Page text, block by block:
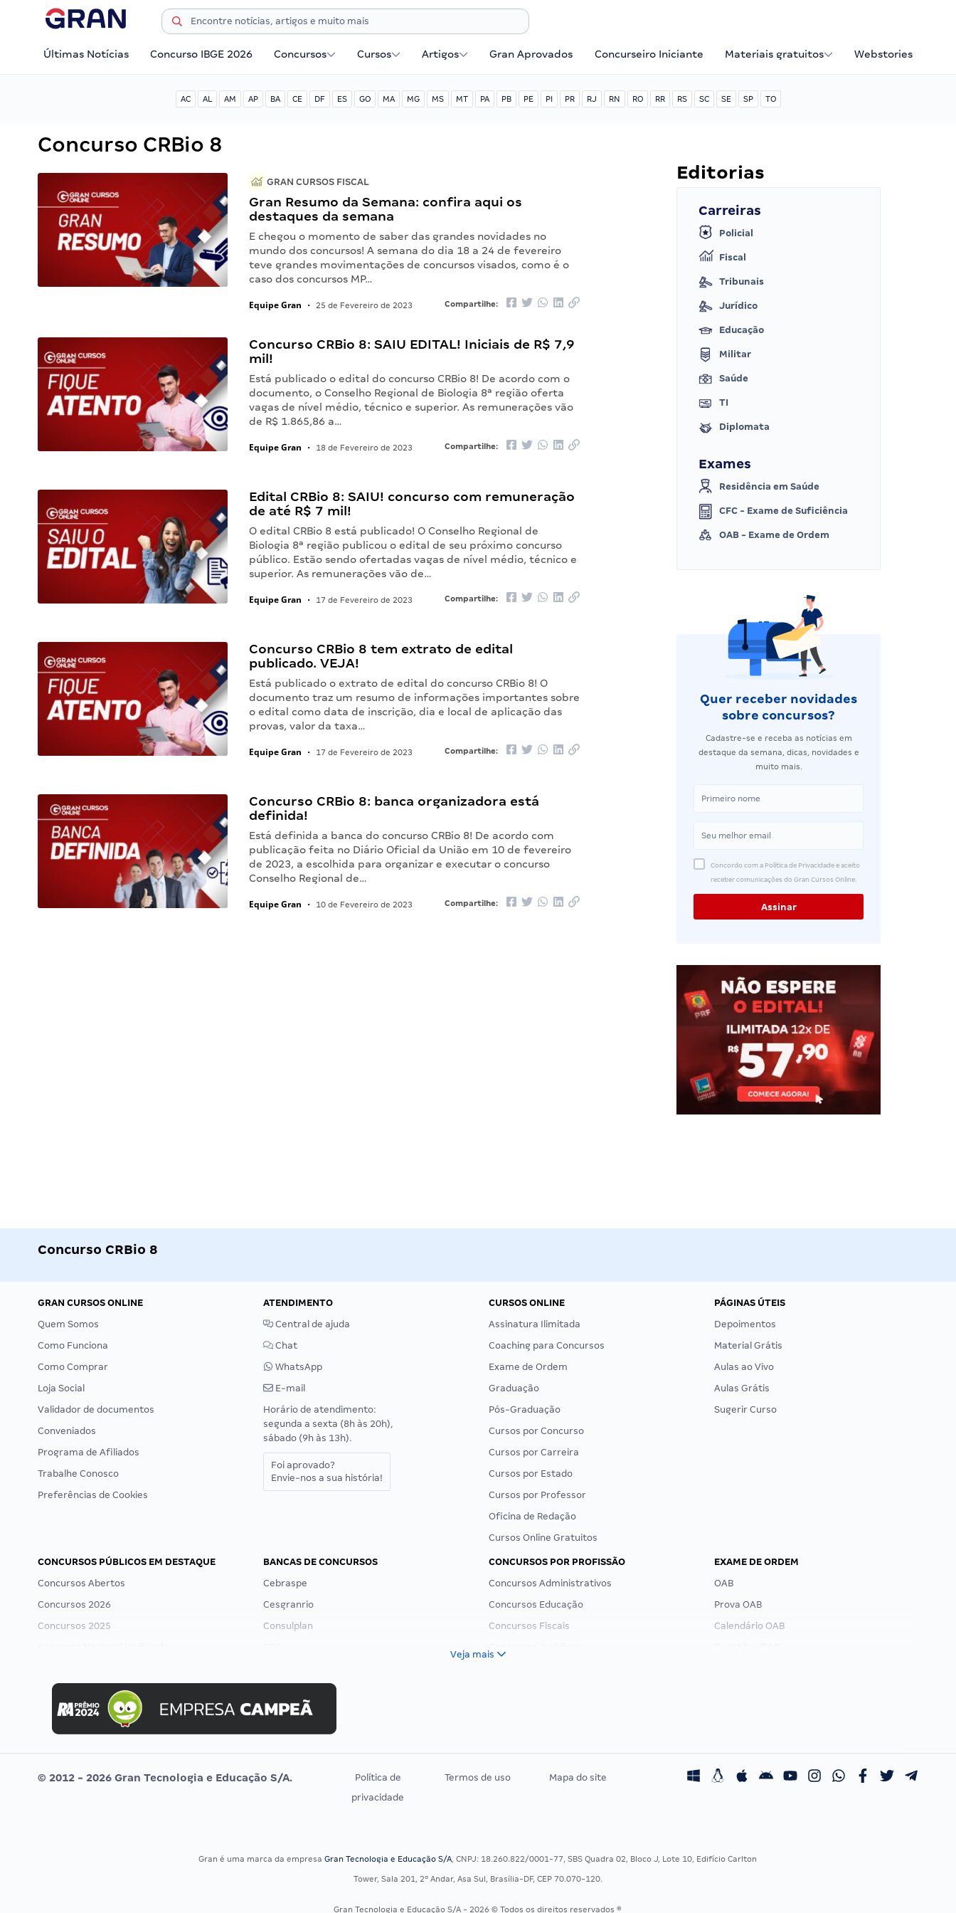
Últimas Notícias Concurso IBGE 2026 Concursos Cursos Artigos Gran Aprovados Concurseiro Iniciante Materiais gratuitos Webstories
AC AL AM AP BA CE DF ES GO MA MG MS MT PA PB PE PI PR RJ RN RO RR RS SC SE SP TO
Concurso CRBio 8
GRAN CURSOS FISCAL
Gran Resumo da Semana: confira aqui os
destaques da semana
E chegou o momento de saber das grandes novidades no
mundo dos concursos! A semana do dia 18 a 24 de fevereiro
teve grandes movimentações de concursos visados, como é o
caso dos concursos MP…
Equipe Gran • 25 de Fevereiro de 2023 Compartilhe:
Concurso CRBio 8: SAIU EDITAL! Iniciais de R$ 7,9
mil!
Está publicado o edital do concurso CRBio 8! De acordo com o
documento, o Conselho Regional de Biologia 8ª região oferta
vagas de nível médio, técnico e superior. As remunerações vão
de R$ 1.865,86 a…
Equipe Gran • 18 de Fevereiro de 2023 Compartilhe:
Edital CRBio 8: SAIU! concurso com remuneração
de até R$ 7 mil!
O edital CRBio 8 está publicado! O Conselho Regional de
Biologia 8ª região publicou o edital de seu próximo concurso
público. Estão sendo ofertadas vagas de nível médio, técnico e
superior. As remunerações vão de…
Equipe Gran • 17 de Fevereiro de 2023 Compartilhe:
Concurso CRBio 8 tem extrato de edital
publicado. VEJA!
Está publicado o extrato de edital do concurso CRBio 8! O
documento traz um resumo de informações importantes sobre
o edital como data de inscrição, dia e local de aplicação das
provas, valor da taxa…
Equipe Gran • 17 de Fevereiro de 2023 Compartilhe:
Concurso CRBio 8: banca organizadora está
definida!
Está definida a banca do concurso CRBio 8! De acordo com
publicação feita no Diário Oficial da União em 10 de fevereiro
de 2023, a escolhida para organizar e executar o concurso
Conselho Regional de…
Equipe Gran • 10 de Fevereiro de 2023 Compartilhe:
Editorias
Carreiras
Policial
Fiscal
Tribunais
Jurídico
Educação
Militar
Saúde
TI
Diplomata
Exames
Residência em Saúde
CFC - Exame de Suficiência
OAB - Exame de Ordem
Quer receber novidades
sobre concursos?
Cadastre-se e receba as notícias em
destaque da semana, dicas, novidades e
muito mais.
Concordo com a Política de Privacidade e aceito
receber comunicações do Gran Cursos Online.
Concurso CRBio 8
GRAN CURSOS ONLINE
Quem Somos
Como Funciona
Como Comprar
Loja Social
Validador de documentos
Conveniados
Programa de Afiliados
Trabalhe Conosco
Preferências de Cookies
ATENDIMENTO
Central de ajuda
Chat
WhatsApp
E-mail
Horário de atendimento:
segunda a sexta (8h às 20h),
sábado (9h às 13h).
Foi aprovado?
Envie-nos a sua história!
CURSOS ONLINE
Assinatura Ilimitada
Coaching para Concursos
Exame de Ordem
Graduação
Pós-Graduação
Cursos por Concurso
Cursos por Carreira
Cursos por Estado
Cursos por Professor
Oficina de Redação
Cursos Online Gratuitos
PÁGINAS ÚTEIS
Depoimentos
Material Grátis
Aulas ao Vivo
Aulas Grátis
Sugerir Curso
CONCURSOS PÚBLICOS EM DESTAQUE
Concursos Abertos
Concursos 2026
Concursos 2025
Concurso MPU
Editais publicados
BANCAS DE CONCURSOS
Cebraspe
Cesgranrio
Consulplan
Selecon
Uniase
Vunesp
CONCURSOS POR PROFISSÃO
Concursos Administrativos
Concursos Educação
Concursos Fiscais
Residência Multiprofissional
EXAME DE ORDEM
OAB
Prova OAB
Calendário OAB
Veja mais
© 2012 - 2026 Gran Tecnologia e Educação S/A.
Política de
privacidade
Termos de uso Mapa do site
Gran é uma marca da empresaGran Tecnologia e Educação S/A, CNPJ: 18.260.822/0001-77, SBS Quadra 02, Bloco J, Lote 10, Edifício Carlton
Tower, Sala 201, 2º Andar, Asa Sul, Brasília-DF, CEP 70.070-120.
Gran Tecnologia e Educação S/A - 2026 © Todos os direitos reservados ®